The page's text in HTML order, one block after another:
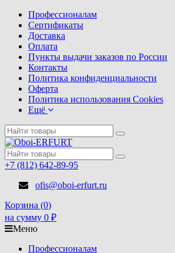
Профессионалам
Сертификаты
Доставка
Оплата
Пункты выдачи заказов по России
Контакты
Политика конфиденциальности
Оферта
Политика использования Cookies
Ещё
+7 (812) 642-89-95
ofis@oboi-erfurt.ru
Корзина (0)
на сумму 0 ₽
Меню
Профессионалам